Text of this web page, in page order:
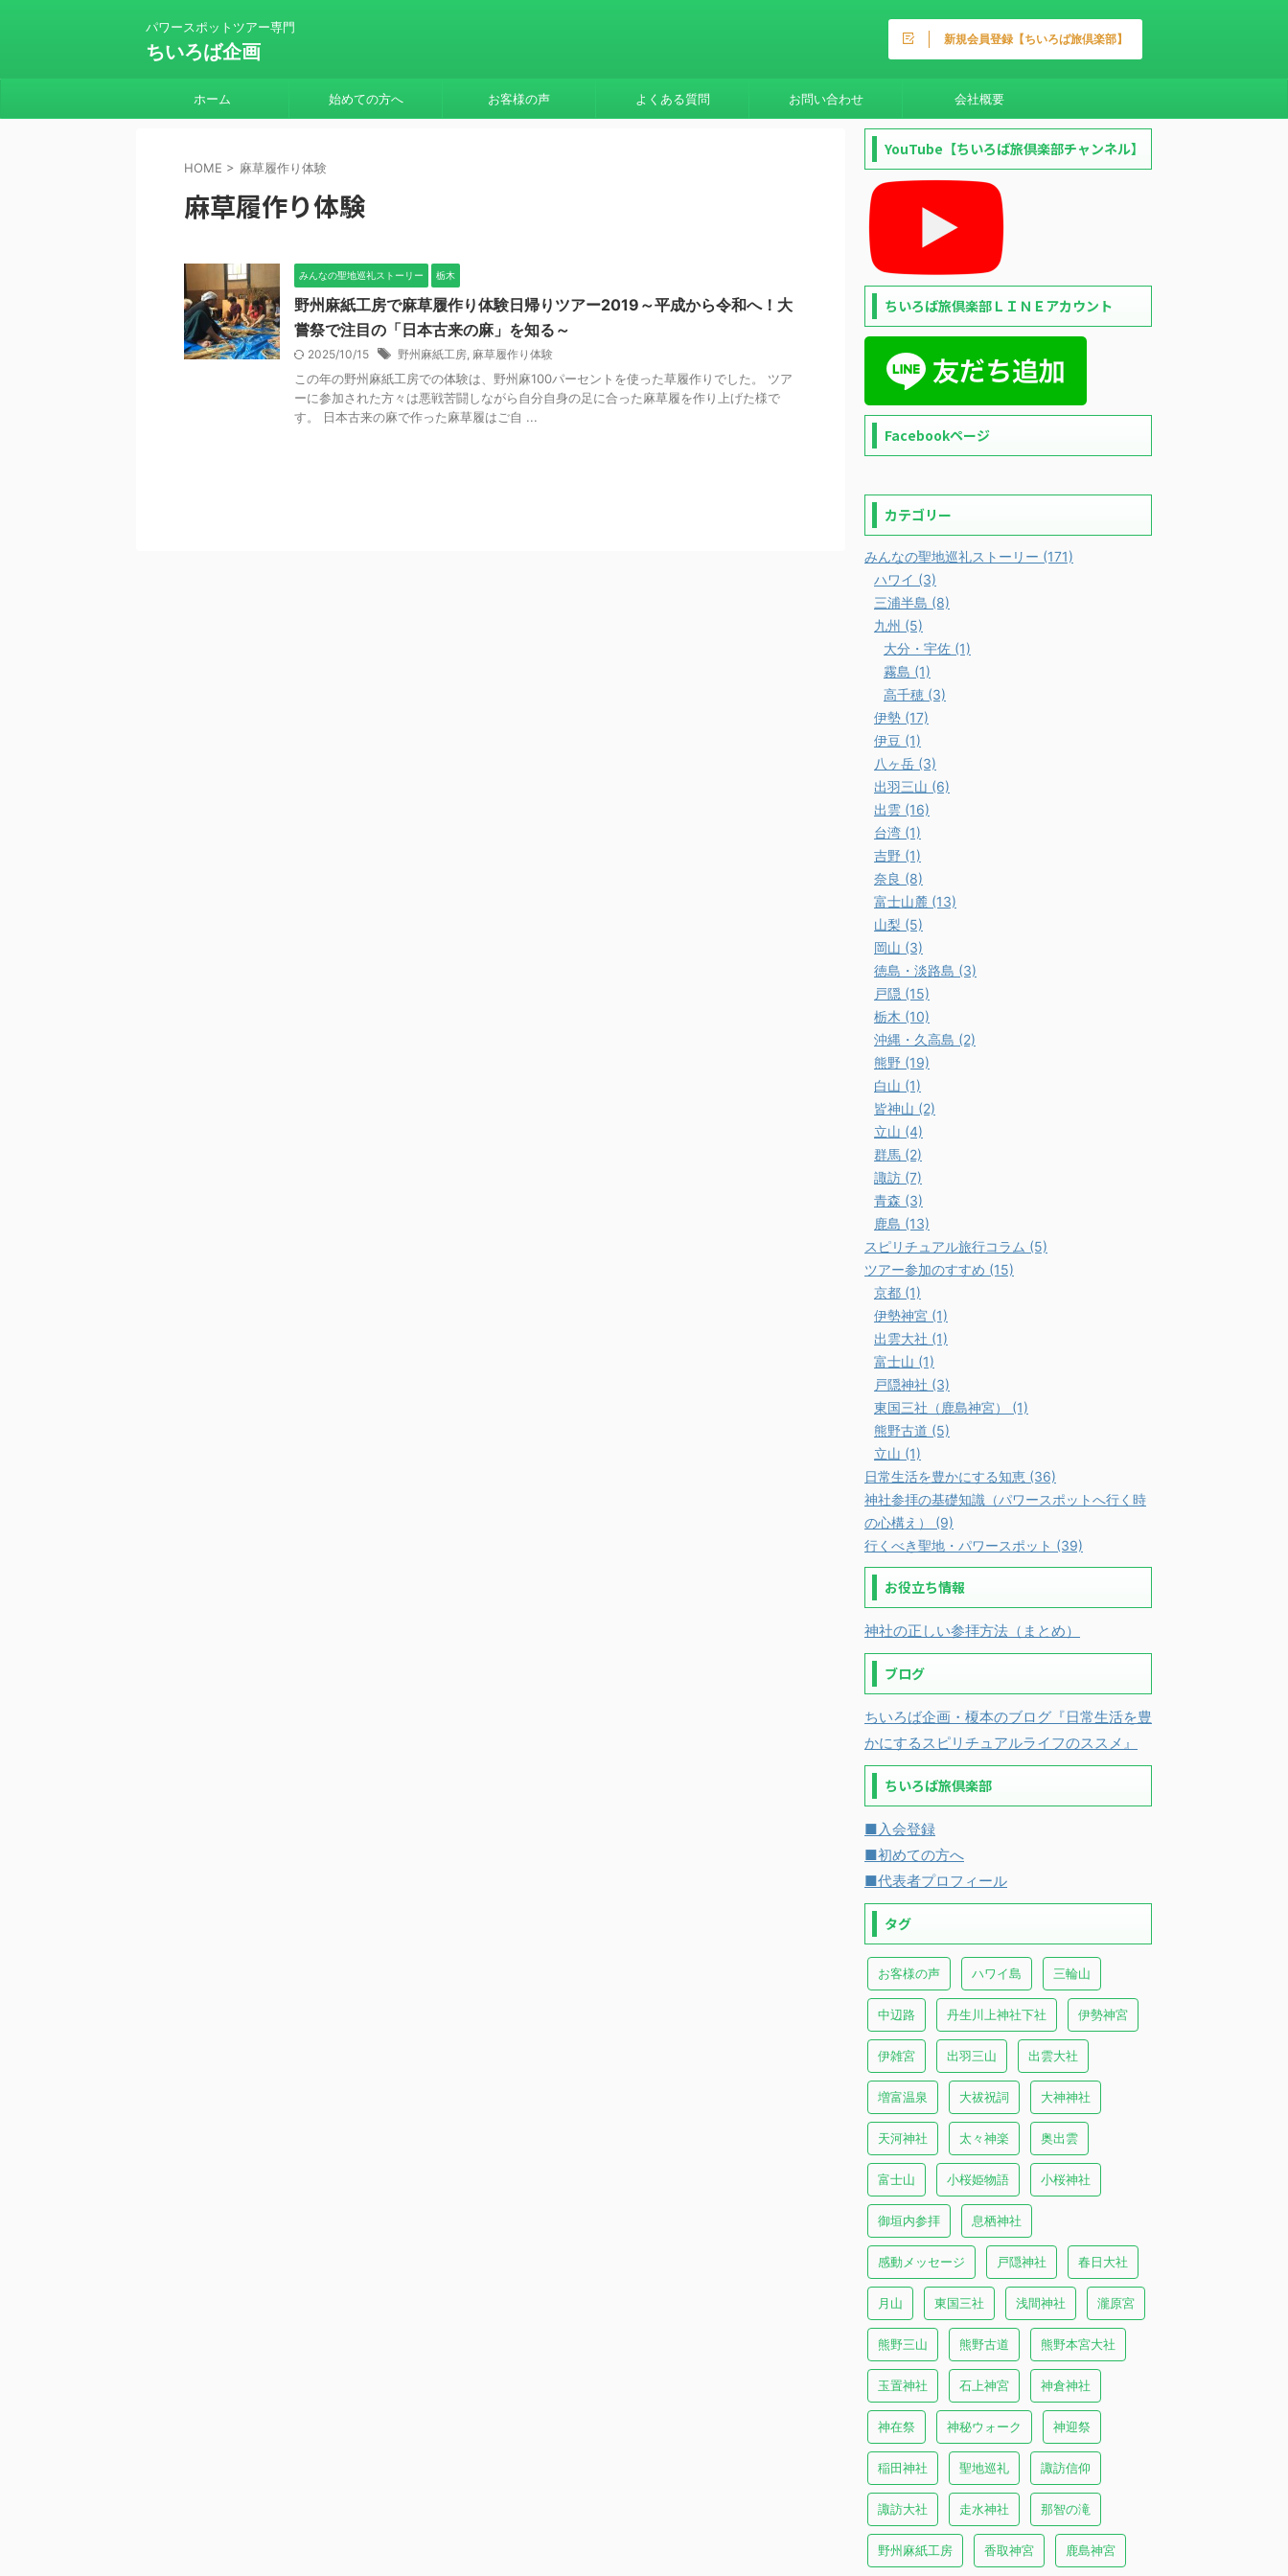
パワースポットツアー専門
ちいろば企画
新規会員登録【ちいろば旅倶楽部】
ホーム 始めての方へ お客様の声 よくある質問 お問い合わせ 会社概要
HOME > 麻草履作り体験
麻草履作り体験
みんなの聖地巡礼ストーリー 栃木
野州麻紙工房で麻草履作り体験日帰りツアー2019～平成から令和へ！大
嘗祭で注目の「日本古来の麻」を知る～
2025/10/15 野州麻紙工房, 麻草履作り体験
この年の野州麻紙工房での体験は、野州麻100パーセントを使った草履作りでした。 ツア
ーに参加された方々は悪戦苦闘しながら自分自身の足に合った麻草履を作り上げた様で
す。 日本古来の麻で作った麻草履はご自 ...
YouTube【ちいろば旅倶楽部チャンネル】
ちいろば旅倶楽部ＬＩＮＥアカウント
Facebookページ
カテゴリー
みんなの聖地巡礼ストーリー (171)
ハワイ (3)
三浦半島 (8)
九州 (5)
大分・宇佐 (1)
霧島 (1)
高千穂 (3)
伊勢 (17)
伊豆 (1)
八ヶ岳 (3)
出羽三山 (6)
出雲 (16)
台湾 (1)
吉野 (1)
奈良 (8)
富士山麓 (13)
山梨 (5)
岡山 (3)
徳島・淡路島 (3)
戸隠 (15)
栃木 (10)
沖縄・久高島 (2)
熊野 (19)
白山 (1)
皆神山 (2)
立山 (4)
群馬 (2)
諏訪 (7)
青森 (3)
鹿島 (13)
スピリチュアル旅行コラム (5)
ツアー参加のすすめ (15)
京都 (1)
伊勢神宮 (1)
出雲大社 (1)
富士山 (1)
戸隠神社 (3)
東国三社（鹿島神宮） (1)
熊野古道 (5)
立山 (1)
日常生活を豊かにする知恵 (36)
神社参拝の基礎知識（パワースポットへ行く時
の心構え） (9)
行くべき聖地・パワースポット (39)
お役立ち情報
神社の正しい参拝方法（まとめ）
ブログ
ちいろば企画・榎本のブログ『日常生活を豊
かにするスピリチュアルライフのススメ』
ちいろば旅倶楽部
■入会登録
■初めての方へ
■代表者プロフィール
タグ
お客様の声 ハワイ島 三輪山
中辺路 丹生川上神社下社 伊勢神宮
伊雑宮 出羽三山 出雲大社
増富温泉 大祓祝詞 大神神社
天河神社 太々神楽 奥出雲
富士山 小桜姫物語 小桜神社
御垣内参拝 息栖神社
感動メッセージ 戸隠神社 春日大社
月山 東国三社 浅間神社 瀧原宮
熊野三山 熊野古道 熊野本宮大社
玉置神社 石上神宮 神倉神社
神在祭 神秘ウォーク 神迎祭
稲田神社 聖地巡礼 諏訪信仰
諏訪大社 走水神社 那智の滝
野州麻紙工房 香取神宮 鹿島神宮